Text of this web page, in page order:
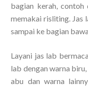
bagian kerah, contoh
memakai risliting. Jas
sampai ke bagian
Layani jas lab
lab dengan warna
abu dan warna